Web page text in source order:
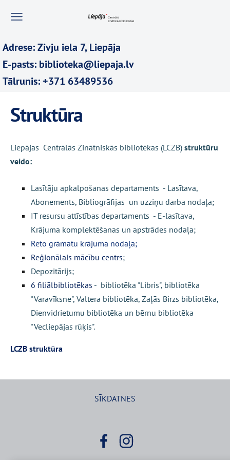
Adrese: Zivju iela 7, Liepāja
E-pasts: biblioteka@liepaja.lv
Tālrunis: +371 63489536
Struktūra
Liepājas Centrālās Zinātniskās bibliotēkas (LCZB) struktūru
veido:
Lasītāju apkalpošanas departaments - Lasītava,
Abonements, Bibliogrāfijas un uzziņu darba nodaļa;
IT resursu attīstības departaments - E-lasītava,
Krājuma komplektēšanas un apstrādes nodaļa;
Reto grāmatu krājuma nodaļa;
Reģionālais mācību centrs;
Depozitārijs;
6 filiālbibliotēkas - bibliotēka "Libris", bibliotēka
"Varavīksne", Valtera bibliotēka, Zaļās Birzs bibliotēka,
Dienvidrietumu bibliotēka un bērnu bibliotēka
"Vecliepājas rūķis".
LCZB struktūra
SĪKDATNES